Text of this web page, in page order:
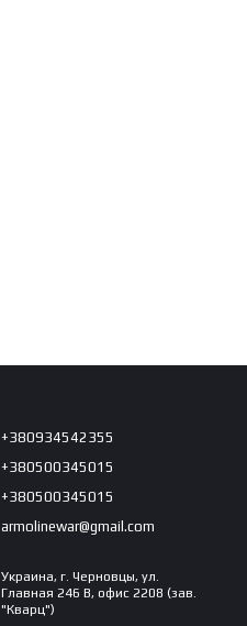
+380934542355
+380500345015
+380500345015
armolinewar@gmail.com
Украина, г. Черновцы, ул.
Главная 246 В, офис 2208 (зав.
"Кварц")